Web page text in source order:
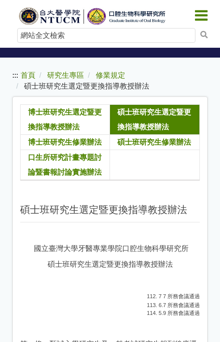
要
::: 首頁 研究生專區
修業規定
碩士班研究生選定暨更換指導教授辦法
博士班研究生選定暨更
換指導教授辦法
碩士班研究生選定暨更
換指導教授辦法
博士班研究生修業辦法
碩士班研究生修業辦法
口生所研究計畫專題討
論暨書報討論實施辦法
碩士班研究生選定暨更換指導教授辦法
國立臺灣大學牙醫專業學院口腔生物科學研究所
碩士班研究生選定暨更換指導教授辦法
112. 7 7 所務會議通過
113. 6.7 所務會議通過​
114. 5.9 所務會議通過